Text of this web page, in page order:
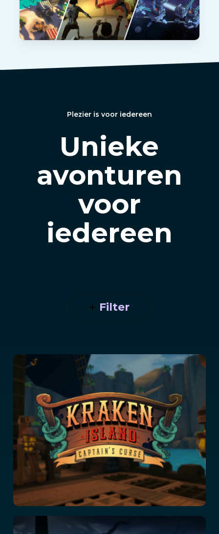
Plezier is voor iedereen
Unieke
avonturen
voor
iedereen
Filter
Kraken Island:
Captain’s Curse